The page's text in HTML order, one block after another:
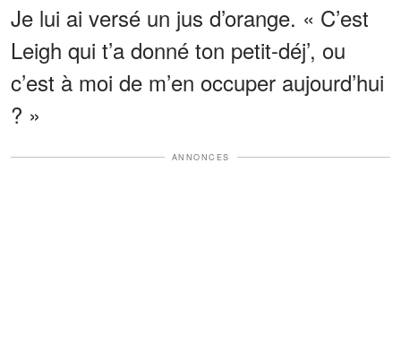
Je lui ai versé un jus d’orange. « C’est
Leigh qui t’a donné ton petit-déj’, ou
c’est à moi de m’en occuper aujourd’hui
? »
ANNONCES